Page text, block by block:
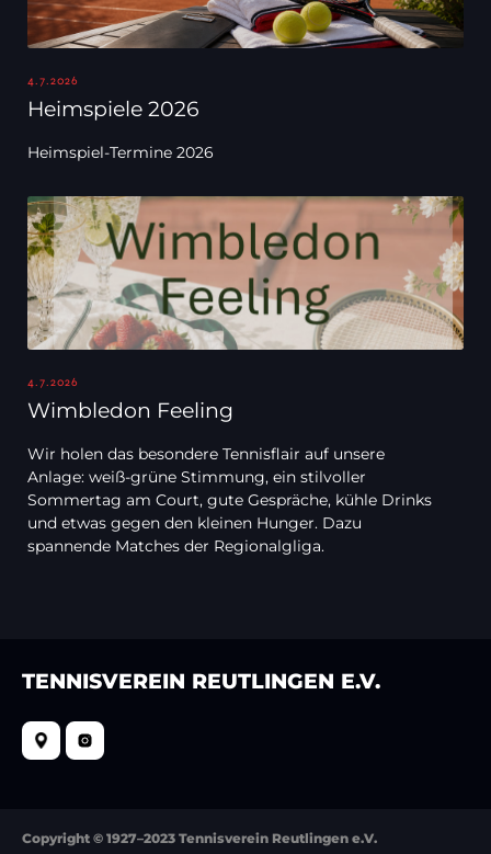
4.7.2026
Heimspiele 2026
Heimspiel-Termine 2026
4.7.2026
Wimbledon Feeling
Wir holen das besondere Tennisflair auf unsere
Anlage: weiß-grüne Stimmung, ein stilvoller
Sommertag am Court, gute Gespräche, kühle Drinks
und etwas gegen den kleinen Hunger. Dazu
spannende Matches der Regionalgliga.
TENNISVEREIN REUTLINGEN E.V.
Copyright © 1927–2023 Tennisverein Reutlingen e.V.